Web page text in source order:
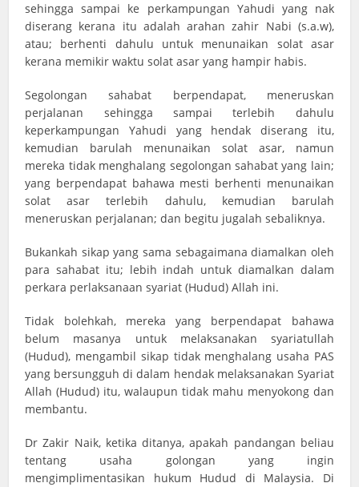
sehingga sampai ke perkampungan Yahudi yang nak
diserang kerana itu adalah arahan zahir Nabi (s.a.w),
atau; berhenti dahulu untuk menunaikan solat asar
kerana memikir waktu solat asar yang hampir habis.
Segolongan sahabat berpendapat, meneruskan
perjalanan sehingga sampai terlebih dahulu
keperkampungan Yahudi yang hendak diserang itu,
kemudian barulah menunaikan solat asar, namun
mereka tidak menghalang segolongan sahabat yang lain;
yang berpendapat bahawa mesti berhenti menunaikan
solat asar terlebih dahulu, kemudian barulah
meneruskan perjalanan; dan begitu jugalah sebaliknya.
Bukankah sikap yang sama sebagaimana diamalkan oleh
para sahabat itu; lebih indah untuk diamalkan dalam
perkara perlaksanaan syariat (Hudud) Allah ini.
Tidak bolehkah, mereka yang berpendapat bahawa
belum masanya untuk melaksanakan syariatullah
(Hudud), mengambil sikap tidak menghalang usaha PAS
yang bersungguh di dalam hendak melaksanakan Syariat
Allah (Hudud) itu, walaupun tidak mahu menyokong dan
membantu.
Dr Zakir Naik, ketika ditanya, apakah pandangan beliau
tentang usaha golongan yang ingin
mengimplimentasikan hukum Hudud di Malaysia. Di